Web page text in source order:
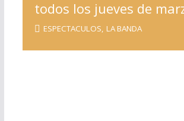
todos los jueves de
ESPECTACULOS, LA BANDA